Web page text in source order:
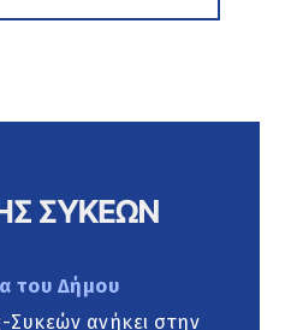
του Δήμου
ανήκει στην